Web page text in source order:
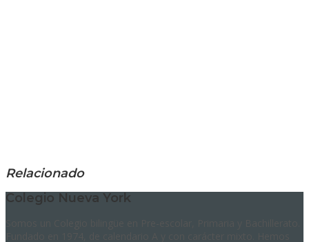
Relacionado
Colegio Nueva York